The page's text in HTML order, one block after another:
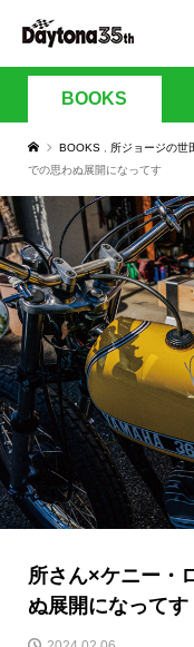
BOOKS
BOOKS 所ジョージの世
での思わぬ展開になってす
所さん×ケニー・
ぬ展開になってす